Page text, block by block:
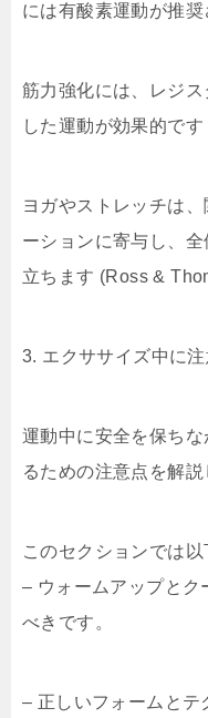
には有酸素運動が推奨
筋力強化には、レジ
した運動が効果的で
ヨガやストレッチは
ーションに寄与し、
立ちます (Ross &
3. エクササイズ中に
運動中に安全を保ち
るための注意点を解説
このセクションでは
– ウォームアップと
べきです。
– 正しいフォームと